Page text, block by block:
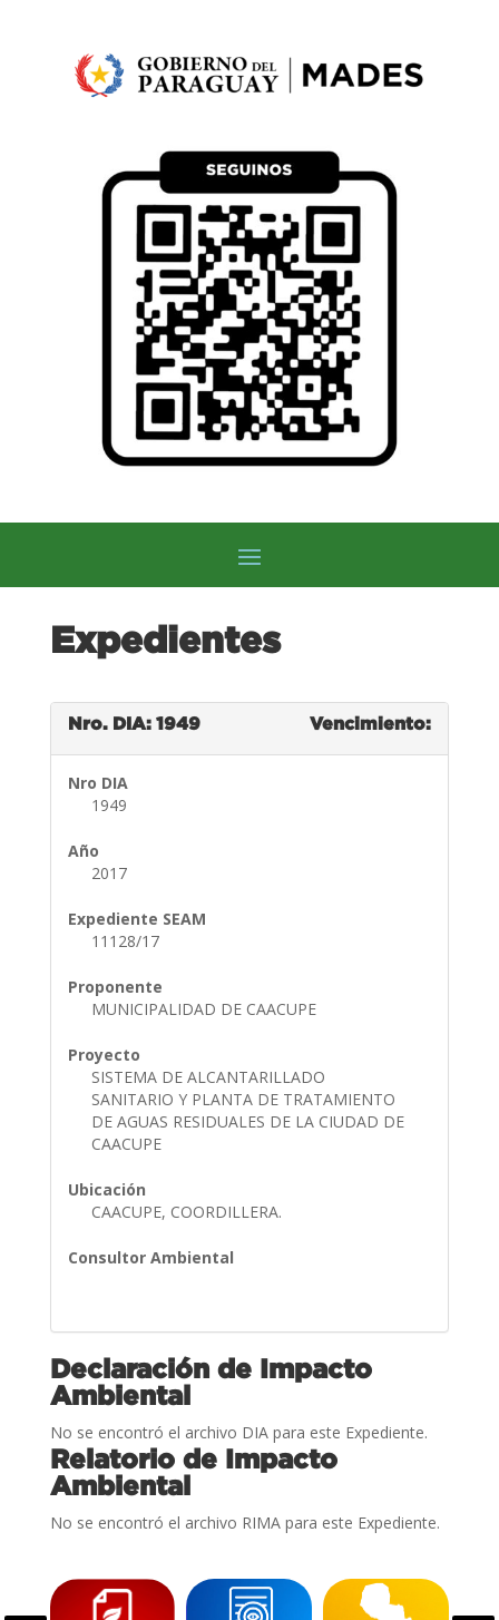
Expedientes
Nro. DIA: 1949 Vencimiento:
Nro DIA
1949
Año
2017
Expediente SEAM
11128/17
Proponente
MUNICIPALIDAD DE CAACUPE
Proyecto
SISTEMA DE ALCANTARILLADO
SANITARIO Y PLANTA DE TRATAMIENTO
DE AGUAS RESIDUALES DE LA CIUDAD DE
CAACUPE
Ubicación
CAACUPE, COORDILLERA.
Consultor Ambiental
Declaración de Impacto
Ambiental
No se encontró el archivo DIA para este Expediente.
Relatorio de Impacto
Ambiental
No se encontró el archivo RIMA para este Expediente.